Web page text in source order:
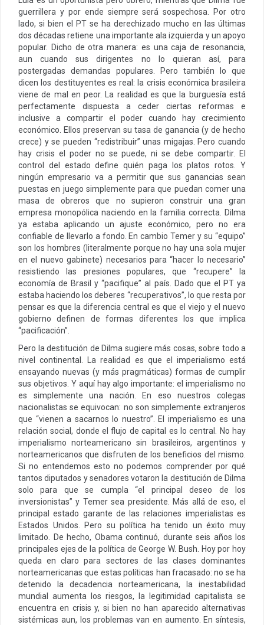
guerrillera y por ende siempre será sospechosa. Por otro
lado, si bien el PT se ha derechizado mucho en las últimas
dos décadas retiene una importante ala izquierda y un apoyo
popular. Dicho de otra manera: es una caja de resonancia,
aun cuando sus dirigentes no lo quieran así, para
postergadas demandas populares. Pero también lo que
dicen los destituyentes es real: la crisis económica brasileira
viene de mal en peor. La realidad es que la burguesía está
perfectamente dispuesta a ceder ciertas reformas e
inclusive a compartir el poder cuando hay crecimiento
económico. Ellos preservan su tasa de ganancia (y de hecho
crece) y se pueden “redistribuir” unas migajas. Pero cuando
hay crisis el poder no se puede, ni se debe compartir. El
control del estado define quién paga los platos rotos. Y
ningún empresario va a permitir que sus ganancias sean
puestas en juego simplemente para que puedan comer una
masa de obreros que no supieron construir una gran
empresa monopólica naciendo en la familia correcta. Dilma
ya estaba aplicando un ajuste económico, pero no era
confiable de llevarlo a fondo. En cambio Temer y su “equipo”
son los hombres (literalmente porque no hay una sola mujer
en el nuevo gabinete) necesarios para “hacer lo necesario”
resistiendo las presiones populares, que “recupere” la
economía de Brasil y “pacifique” al país. Dado que el PT ya
estaba haciendo los deberes “recuperativos”, lo que resta por
pensar es que la diferencia central es que el viejo y el nuevo
gobierno definen de formas diferentes los que implica
“pacificación”.
Pero la destitución de Dilma sugiere más cosas, sobre todo a
nivel continental. La realidad es que el imperialismo está
ensayando nuevas (y más pragmáticas) formas de cumplir
sus objetivos. Y aquí hay algo importante: el imperialismo no
es simplemente una nación. En eso nuestros colegas
nacionalistas se equivocan: no son simplemente extranjeros
que “vienen a sacarnos lo nuestro”. El imperialismo es una
relación social, donde el flujo de capital es lo central. No hay
imperialismo norteamericano sin brasileiros, argentinos y
norteamericanos que disfruten de los beneficios del mismo.
Si no entendemos esto no podemos comprender por qué
tantos diputados y senadores votaron la destitución de Dilma
solo para que se cumpla “el principal deseo de los
inversionistas” y Temer sea presidente. Más allá de eso, el
principal estado garante de las relaciones imperialistas es
Estados Unidos. Pero su política ha tenido un éxito muy
limitado. De hecho, Obama continuó, durante seis años los
principales ejes de la política de George W. Bush. Hoy por hoy
queda en claro para sectores de las clases dominantes
norteamericanas que estas políticas han fracasado: no se ha
detenido la decadencia norteamericana, la inestabilidad
mundial aumenta los riesgos, la legitimidad capitalista se
encuentra en crisis y, si bien no han aparecido alternativas
sistémicas aun, los problemas van en aumento. En síntesis,